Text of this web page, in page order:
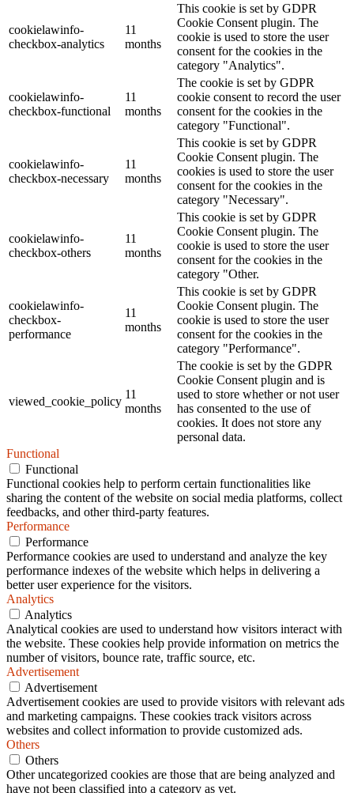
cookielawinfo-
checkbox-analytics
11
months
This cookie is set by GDPR
Cookie Consent plugin. The
cookie is used to store the user
consent for the cookies in the
category "Analytics".
cookielawinfo-
checkbox-functional
11
months
The cookie is set by GDPR
cookie consent to record the user
consent for the cookies in the
category "Functional".
cookielawinfo-
checkbox-necessary
11
months
This cookie is set by GDPR
Cookie Consent plugin. The
cookies is used to store the user
consent for the cookies in the
category "Necessary".
cookielawinfo-
checkbox-others
11
months
This cookie is set by GDPR
Cookie Consent plugin. The
cookie is used to store the user
consent for the cookies in the
category "Other.
cookielawinfo-
checkbox-
performance
11
months
This cookie is set by GDPR
Cookie Consent plugin. The
cookie is used to store the user
consent for the cookies in the
category "Performance".
viewed_cookie_policy
11
months
The cookie is set by the GDPR
Cookie Consent plugin and is
used to store whether or not user
has consented to the use of
cookies. It does not store any
personal data.
Functional
Functional
Functional cookies help to perform certain functionalities like
sharing the content of the website on social media platforms, collect
feedbacks, and other third-party features.
Performance
Performance
Performance cookies are used to understand and analyze the key
performance indexes of the website which helps in delivering a
better user experience for the visitors.
Analytics
Analytics
Analytical cookies are used to understand how visitors interact with
the website. These cookies help provide information on metrics the
number of visitors, bounce rate, traffic source, etc.
Advertisement
Advertisement
Advertisement cookies are used to provide visitors with relevant ads
and marketing campaigns. These cookies track visitors across
websites and collect information to provide customized ads.
Others
Others
Other uncategorized cookies are those that are being analyzed and
have not been classified into a category as yet.